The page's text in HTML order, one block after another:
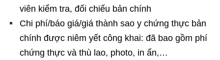
viên kiểm tra, đối chiếu bản chính
Chi phí/báo giá/giá thành sao y chứng thực bản
chính được niêm yết công khai: đã bao gồm phí
chứng thực và thù lao, photo, in ấn,…